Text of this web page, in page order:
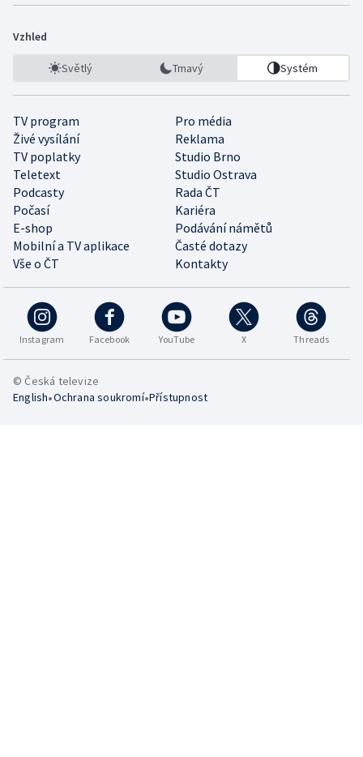
Vzhled
Světlý Tmavý Systém
TV program
Pro média
Živé vysílání
Reklama
TV poplatky
Studio Brno
Teletext
Studio Ostrava
Podcasty
Rada ČT
Počasí
Kariéra
E-shop
Podávání námětů
Mobilní a TV aplikace
Časté dotazy
Vše o ČT
Kontakty
Instagram Facebook YouTube X Threads
© Česká televize
English•Ochrana soukromí•Přístupnost